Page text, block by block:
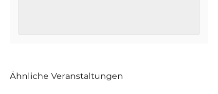
Ähnliche Veranstaltungen